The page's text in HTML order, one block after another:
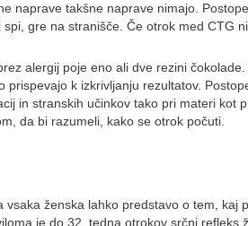
naprave takšne naprave nimajo.
gre na stranišče. Če otrok med CTG
alergij poje eno ali dve rezini
k izkrivljanju rezultatov.
in stranskih učinkov tako pri materi kot
da bi razumeli, kako se otrok počuti.
ženska lahko predstavo o tem, kaj
je do 32. tedna otrokov srčni refleks